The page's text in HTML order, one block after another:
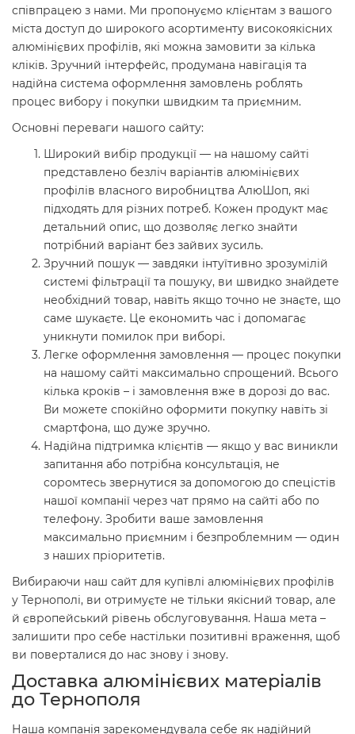
співпрацею з нами. Ми пропонуємо клієнтам з вашого
міста доступ до широкого асортименту високоякісних
алюмінієвих профілів, які можна замовити за кілька
кліків. Зручний інтерфейс, продумана навігація та
надійна система оформлення замовлень роблять
процес вибору і покупки швидким та приємним.
Основні переваги нашого сайту:
Широкий вибір продукції — на нашому сайті
представлено безліч варіантів алюмінієвих
профілів власного виробництва АлюШоп, які
підходять для різних потреб. Кожен продукт має
детальний опис, що дозволяє легко знайти
потрібний варіант без зайвих зусиль.
Зручний пошук — завдяки інтуїтивно зрозумілій
системі фільтрації та пошуку, ви швидко знайдете
необхідний товар, навіть якщо точно не знаєте, що
саме шукаєте. Це економить час і допомагає
уникнути помилок при виборі.
Легке оформлення замовлення — процес покупки
на нашому сайті максимально спрощений. Всього
кілька кроків – і замовлення вже в дорозі до вас.
Ви можете спокійно оформити покупку навіть зі
смартфона, що дуже зручно.
Надійна підтримка клієнтів — якщо у вас виникли
запитання або потрібна консультація, не
соромтесь звернутися за допомогою до спецістів
нашої компанії через чат прямо на сайті або по
телефону. Зробити ваше замовлення
максимально приємним і безпроблемним — один
з наших пріоритетів.
Вибираючи наш сайт для купівлі алюмінієвих профілів
у Тернополі, ви отримуєте не тільки якісний товар, але
й європейський рівень обслуговування. Наша мета –
залишити про себе настільки позитивні враження, щоб
ви поверталися до нас знову і знову.
Доставка алюмінієвих матеріалів
до Тернополя
Наша компанія зарекомендувала себе як надійний